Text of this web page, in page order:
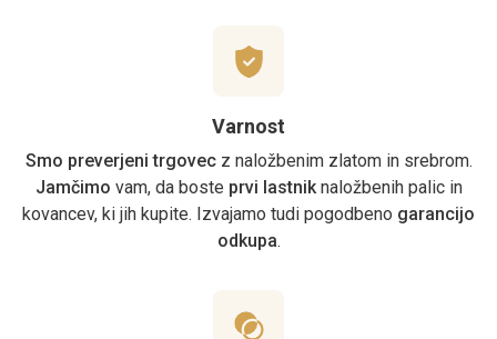
Varnost
Smo preverjeni trgovecz naložbenim zlatom in srebrom.
Jamčimo vam, da boste prvi lastniknaložbenih palic in
kovancev, ki jih kupite. Izvajamo tudi pogodbeno garancijo
odkupa.